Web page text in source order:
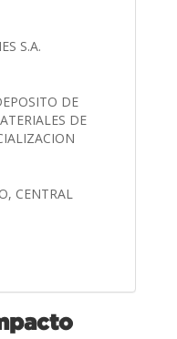
S.A.
DE
DE
CENTRAL